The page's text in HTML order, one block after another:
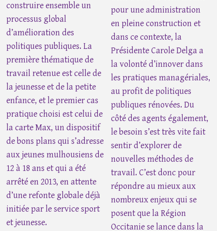
construire ensemble un
processus global
d’amélioration des
politiques publiques. La
première thématique de
travail retenue est celle de
la jeunesse et de la petite
enfance, et le premier cas
pratique choisi est celui de
la carte Max, un dispositif
de bons plans qui s’adresse
aux jeunes mulhousiens de
12 à 18 ans et qui a été
arrêté en 2013, en attente
d’une refonte globale déjà
initiée par le service sport
et jeunesse.
pour une administration
en pleine construction et
dans ce contexte, la
Présidente Carole Delga a
la volonté d’innover dans
les pratiques managériales,
au profit de politiques
publiques rénovées. Du
côté des agents également,
le besoin s’est très vite fait
sentir d’explorer de
nouvelles méthodes de
travail. C’est donc pour
répondre au mieux aux
nombreux enjeux qui se
posent que la Région
Occitanie se lance dans la